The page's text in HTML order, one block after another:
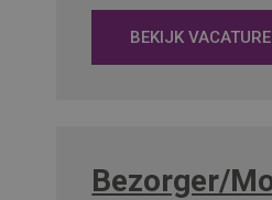
BEKIJK VACATURE
Bezorger/